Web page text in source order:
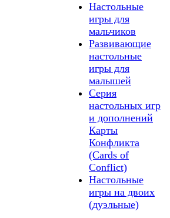
Настольные
игры для
мальчиков
Развивающие
настольные
игры для
малышей
Серия
настольных игр
и дополнений
Карты
Конфликта
(Cards of
Сonflict)
Настольные
игры на двоих
(дуэльные)